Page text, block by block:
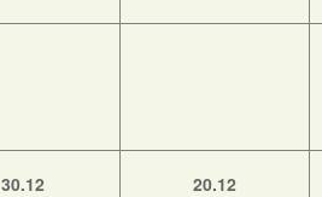
30.12
20.12